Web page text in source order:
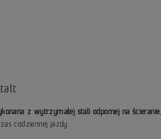
z wytrzymałej stali odpornej na ścieranie
codziennej jazdy.